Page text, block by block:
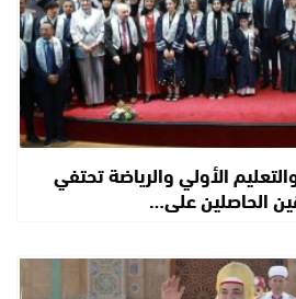
الأولي والرياضة تحتفي
الحاصلين على…